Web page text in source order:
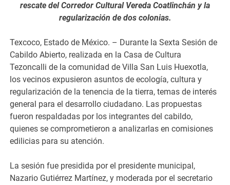
rescate del Corredor Cultural Vereda Coatlinchán y la
regularización de dos colonias.
Texcoco, Estado de México. – Durante la Sexta Sesión de
Cabildo Abierto, realizada en la Casa de Cultura
Tezoncalli de la comunidad de Villa San Luis Huexotla,
los vecinos expusieron asuntos de ecología, cultura y
regularización de la tenencia de la tierra, temas de interés
general para el desarrollo ciudadano. Las propuestas
fueron respaldadas por los integrantes del cabildo,
quienes se comprometieron a analizarlas en comisiones
edilicias para su atención.
La sesión fue presidida por el presidente municipal,
Nazario Gutiérrez Martínez, y moderada por el secretario